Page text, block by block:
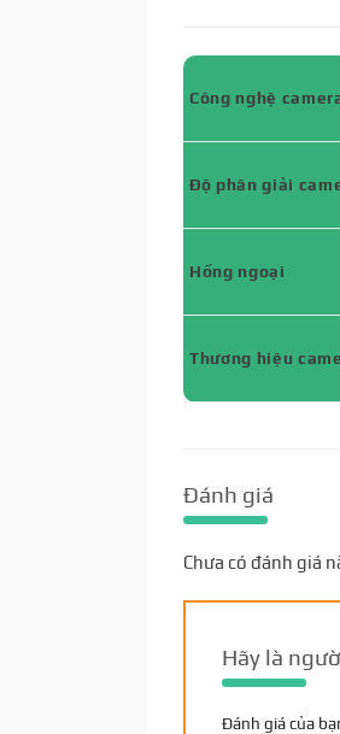
Công nghệ
Độ phân giải
Hồng ngoại
Thương hiệu
Đánh giá
Chưa có đánh giá
Hãy là
Đánh giá của